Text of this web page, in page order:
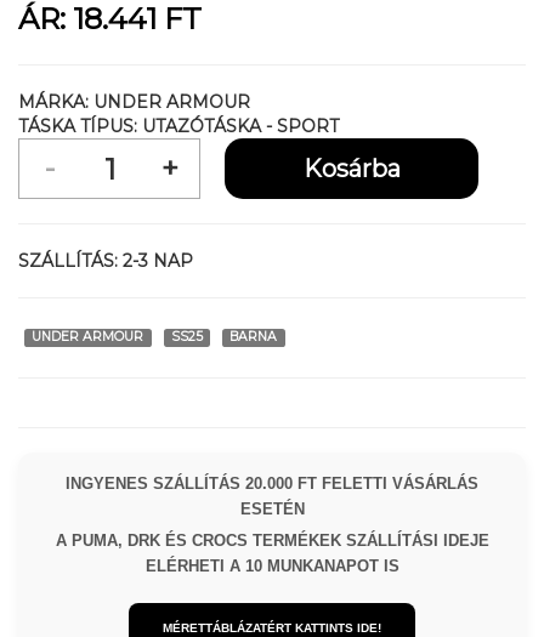
ÁR: 18.441 FT
MÁRKA: UNDER ARMOUR
TÁSKA TÍPUS: UTAZÓTÁSKA - SPORT
SZÁLLÍTÁS: 2-3 NAP
UNDER ARMOUR SS25 BARNA
INGYENES SZÁLLÍTÁS 20.000 FT FELETTI VÁSÁRLÁS
ESETÉN
A PUMA, DRK ÉS CROCS TERMÉKEK SZÁLLÍTÁSI IDEJE
ELÉRHETI A 10 MUNKANAPOT IS
MÉRETTÁBLÁZATÉRT KATTINTS IDE!